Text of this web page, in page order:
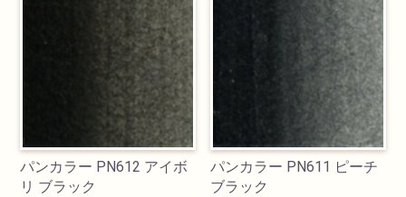
パンカラー PN612 アイボ
リ ブラック
パンカラー PN611 ピーチ
ブラック
油絵具
透明水彩絵具
不透明水彩絵具
アクリル絵具